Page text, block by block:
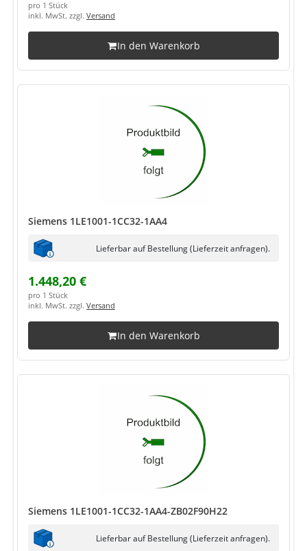
pro 1 Stück
inkl. MwSt. zzgl. Versand
In den Warenkorb
Siemens 1LE1001-1CC32-1AA4
Lieferbar auf Bestellung (Lieferzeit anfragen).
1.448,20 €
pro 1 Stück
inkl. MwSt. zzgl. Versand
In den Warenkorb
Siemens 1LE1001-1CC32-1AA4-ZB02F90H22
Lieferbar auf Bestellung (Lieferzeit anfragen).